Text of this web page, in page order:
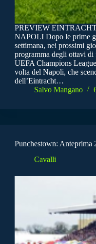
PREVIEW
NAPOLI Dopo le prime
settimana, nei prossimi
programma degli ottavi di
UEFA Champions
volta del Napoli, che
dell’Eintracht…
Salvo Mangano
Punchestown: Anteprima
Cavalli